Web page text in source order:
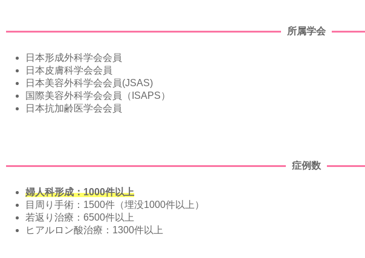
所属学会
日本形成外科学会会員
日本皮膚科学会会員
日本美容外科学会会員(JSAS)
国際美容外科学会会員（ISAPS）
日本抗加齢医学会会員
症例数
婦人科形成：1000件以上
目周り手術：1500件（埋没1000件以上）
若返り治療：6500件以上
ヒアルロン酸治療：1300件以上